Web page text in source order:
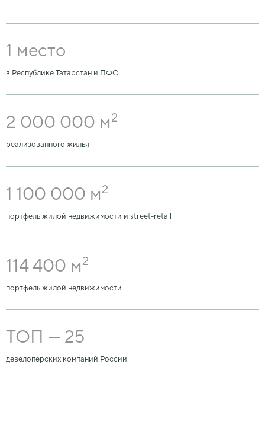
1 место
в Республике Татарстан и ПФО
2 000 000 м2
реализованного жилья
1 100 000 м2
портфель жилой недвижимости и street-retail
114 400 м2
портфель жилой недвижимости
ТОП — 25
девелоперских компаний России